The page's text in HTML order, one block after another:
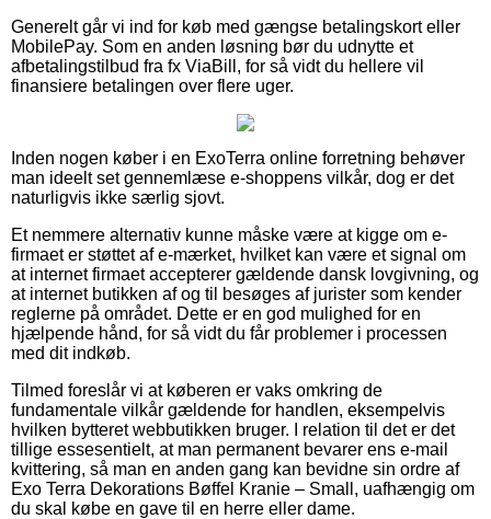
Generelt går vi ind for køb med gængse betalingskort eller
MobilePay. Som en anden løsning bør du udnytte et
afbetalingstilbud fra fx ViaBill, for så vidt du hellere vil
finansiere betalingen over flere uger.
Inden nogen køber i en ExoTerra online forretning behøver
man ideelt set gennemlæse e-shoppens vilkår, dog er det
naturligvis ikke særlig sjovt.
Et nemmere alternativ kunne måske være at kigge om e-
firmaet er støttet af e-mærket, hvilket kan være et signal om
at internet firmaet accepterer gældende dansk lovgivning, og
at internet butikken af og til besøges af jurister som kender
reglerne på området. Dette er en god mulighed for en
hjælpende hånd, for så vidt du får problemer i processen
med dit indkøb.
Tilmed foreslår vi at køberen er vaks omkring de
fundamentale vilkår gældende for handlen, eksempelvis
hvilken bytteret webbutikken bruger. I relation til det er det
tillige essesentielt, at man permanent bevarer ens e-mail
kvittering, så man en anden gang kan bevidne sin ordre af
Exo Terra Dekorations Bøffel Kranie – Small, uafhængig om
du skal købe en gave til en herre eller dame.